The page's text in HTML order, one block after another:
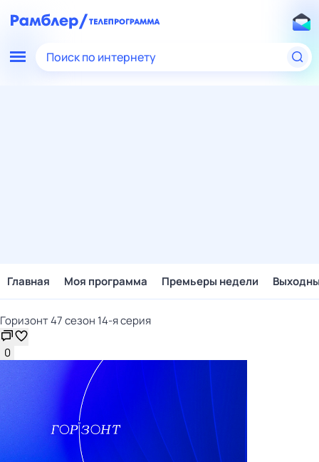
Поиск по интернету
Главная Моя программа Премьеры недели
Горизонт 47 сезон 14-я серия
0